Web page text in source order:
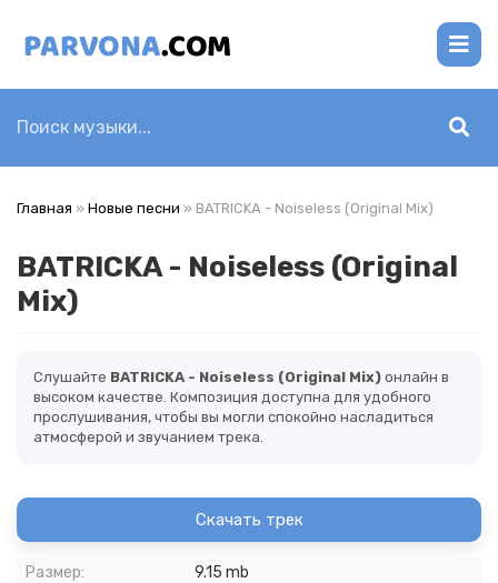
Главная » Новые песни » BATRICKA - Noiseless (Original Mix)
BATRICKA - Noiseless (Original
Mix)
Слушайте BATRICKA - Noiseless (Original Mix) онлайн в
высоком качестве. Композиция доступна для удобного
прослушивания, чтобы вы могли спокойно насладиться
атмосферой и звучанием трека.
Скачать трек
Размер:
9.15 mb